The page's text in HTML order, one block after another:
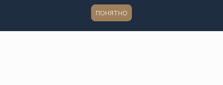
Поделиться
ПОНЯТНО